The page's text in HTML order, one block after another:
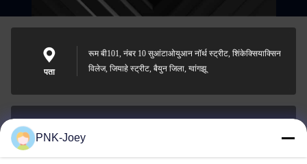
पता
रूम बी101, नंबर 10 सुआंटाओयुआन नॉर्थ स्ट्रीट, शिंकेक्सियाक्सिन
विलेज, जियाहे स्ट्रीट, बैयुन जिला, ग्वांगझू
PNK-Joey